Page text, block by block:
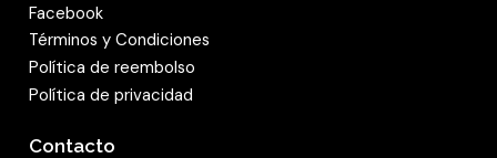
Facebook
Términos y Condiciones
Política de reembolso
Política de privacidad
Contacto